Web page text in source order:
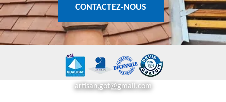
CONTACTEZ-NOUS
artisan.got@gmail.com